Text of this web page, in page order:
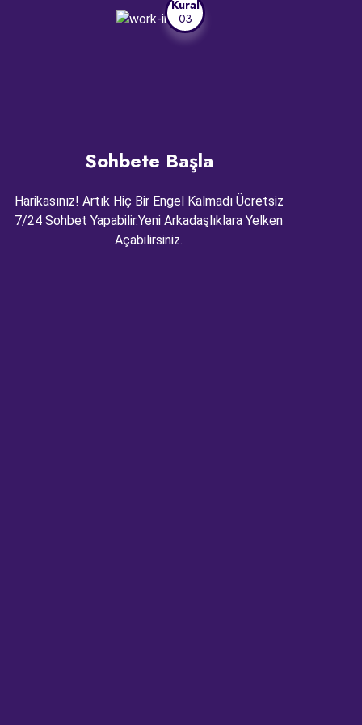
Kural
03
Sohbete Başla
Harikasınız! Artık Hiç Bir Engel Kalmadı Ücretsiz
7/24 Sohbet Yapabilir.Yeni Arkadaşlıklara Yelken
Açabilirsiniz.